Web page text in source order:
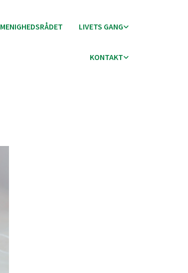
MENIGHEDSRÅDET LIVETS GANG
KONTAKT